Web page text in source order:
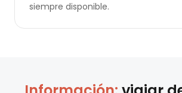
siempre disponible.